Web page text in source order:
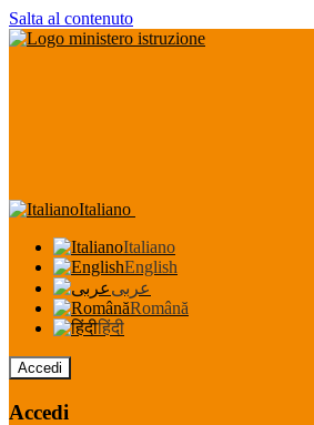
Salta al contenuto
Italiano
Italiano
English
عربى
Română
हिंदी
Accedi
Accedi